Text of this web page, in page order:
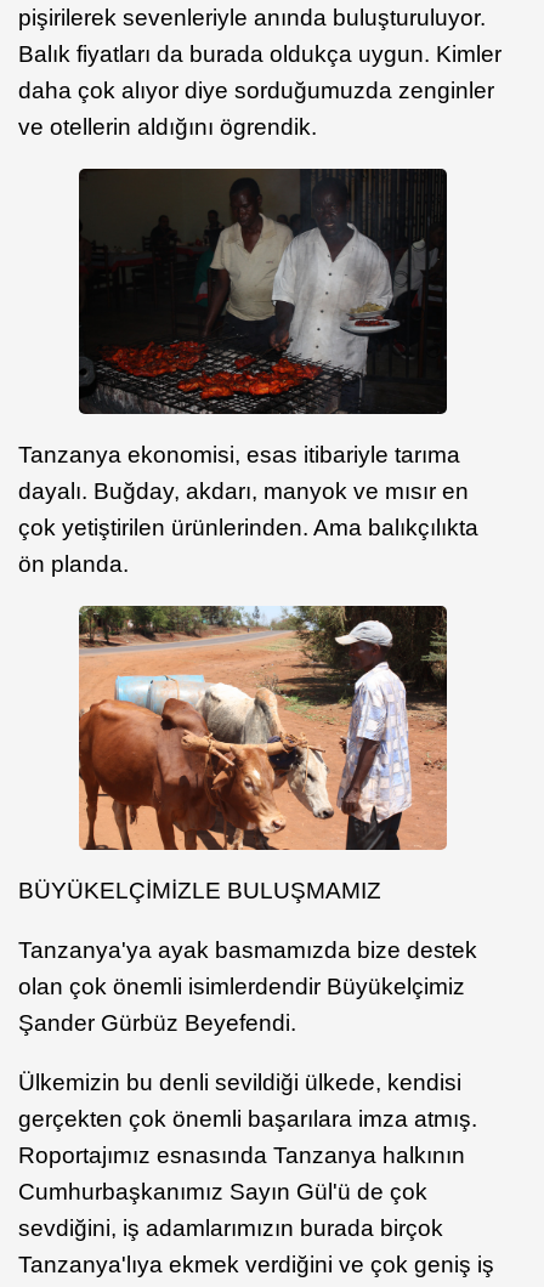
pişirilerek sevenleriyle anında buluşturuluyor.
Balık fiyatları da burada oldukça uygun. Kimler
daha çok alıyor diye sorduğumuzda zenginler
ve otellerin aldığını ögrendik.
Tanzanya ekonomisi, esas itibariyle tarıma
dayalı. Buğday, akdarı, manyok ve mısır en
çok yetiştirilen ürünlerinden. Ama balıkçılıkta
ön planda.
BÜYÜKELÇİMİZLE BULUŞMAMIZ
Tanzanya'ya ayak basmamızda bize destek
olan çok önemli isimlerdendir Büyükelçimiz
Şander Gürbüz Beyefendi.
Ülkemizin bu denli sevildiği ülkede, kendisi
gerçekten çok önemli başarılara imza atmış.
Roportajımız esnasında Tanzanya halkının
Cumhurbaşkanımız Sayın Gül'ü de çok
sevdiğini, iş adamlarımızın burada birçok
Tanzanya'lıya ekmek verdiğini ve çok geniş iş